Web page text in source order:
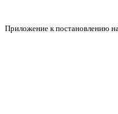
Приложение к постановлению